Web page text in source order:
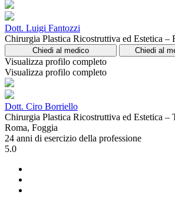
Dott. Luigi Fantozzi
Chirurgia Plastica Ricostruttiva ed Estetica –
Chiedi al medico Chiedi al
Visualizza profilo completo
Visualizza profilo completo
Dott. Ciro Borriello
Chirurgia Plastica Ricostruttiva ed Estetica –
Roma, Foggia
24 anni di esercizio della professione
5.0